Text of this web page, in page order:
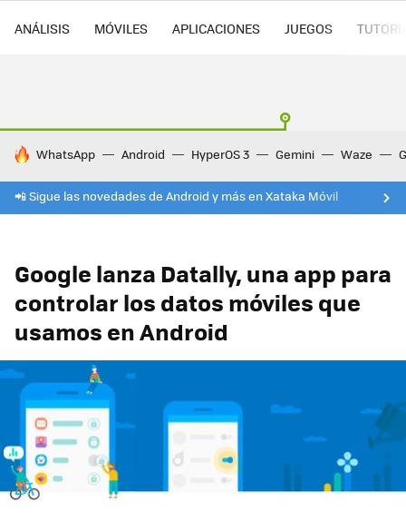
ANÁLISIS MÓVILES APLICACIONES JUEGOS
HOY SE HABLA DE
WhatsApp Android HyperOS 3 Gemini Waze
📲 Sigue las novedades de Android y más en Xataka Móvil
Google lanza Datally, una app para
controlar los datos móviles que
usamos en Android